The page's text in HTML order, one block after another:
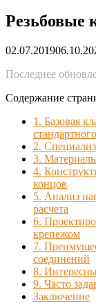
Резьбовые
02.07.2019
Последнее
Содержание
1. Базовая
2.
3.
4.
концов
5. Анализ
расчета
6.
крепежом
7.
соединений
8.
9. Часто
Заключение